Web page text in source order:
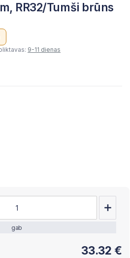
RR32/Tumši brūns
9-11 dienas
gab
33.32 €